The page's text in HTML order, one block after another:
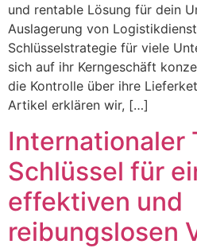
und rentable Lösung für dein
Auslagerung von
Schlüsselstrategie für viele
sich auf ihr Kerngeschäft
die Kontrolle über ihre
Artikel erklären wir, […]
Internationaler
Schlüssel für
effektiven und
reibungslosen